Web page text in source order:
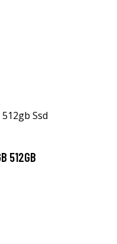
512GB